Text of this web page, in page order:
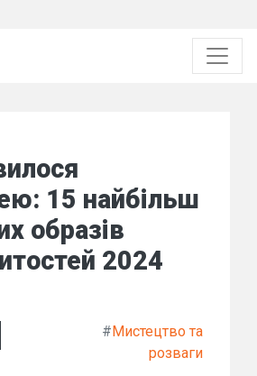
15 найбільш
образів
2024
#Мистецтво та
розваги